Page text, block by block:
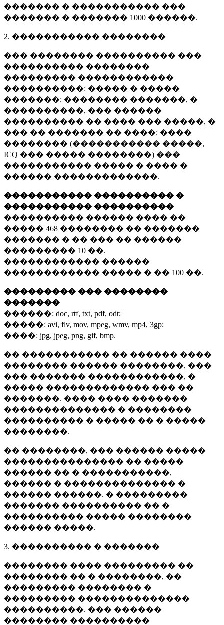
������� � ����������� ���
������� � ������� 1000 ������.
2. ����������� ��������
��� �������� ���������� ���
���������� ��������
��������� ������������
����������: ����� � �����
�������; �������� �������, �
����������, ��� ������
���������� �� ���� ��� �����, �
��� �� ������� �� ����; ����
�������� (����������� �����,
ICQ ��� ����� ��������) ���
����������� ����� � ���� �
������ �������������.
����������� ���������� �
����������� ����������
���������� ������ ���� ��
����� 468 �������� �� �������
������� � �� ��� �� ������
��������� 10 ��.
������������ ������
������������ ����� � �� 100 ��.
��������� ��� ��������
�������
������: doc, rtf, txt, pdf, odt;
�����: avi, flv, mov, mpeg, wmv, mp4, 3gp;
����: jpg, jpeg, png, gif, bmp.
�� ����������� �� ������ ����
�������� ������ ��������, ���
��� ������� ������������, �
����� ������������� ��� ��
�������. ���� ���� �������
�������������� � ��������
���������� � ����� �� � �����
��������.
�� ��������, ��� ������ �����
��������������� �� �����
������ �� � �����������,
������ � �������������� �
������ ������. � ���������
������� ���������� �� �
���������� ����� ��������
������ �����.
3. ���������� � �������
�������� ���� ��������� ��
�������� �� � ��������, ��
��������� �������� �
��������� ��������������
����������. ��� ������
�������� ����������